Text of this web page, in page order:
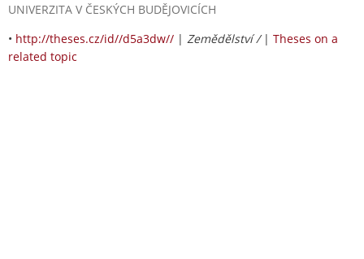
UNIVERZITA V ČESKÝCH BUDĚJOVICÍCH
• http://theses.cz/id//d5a3dw// | Zemědělství / | Theses on a
related topic